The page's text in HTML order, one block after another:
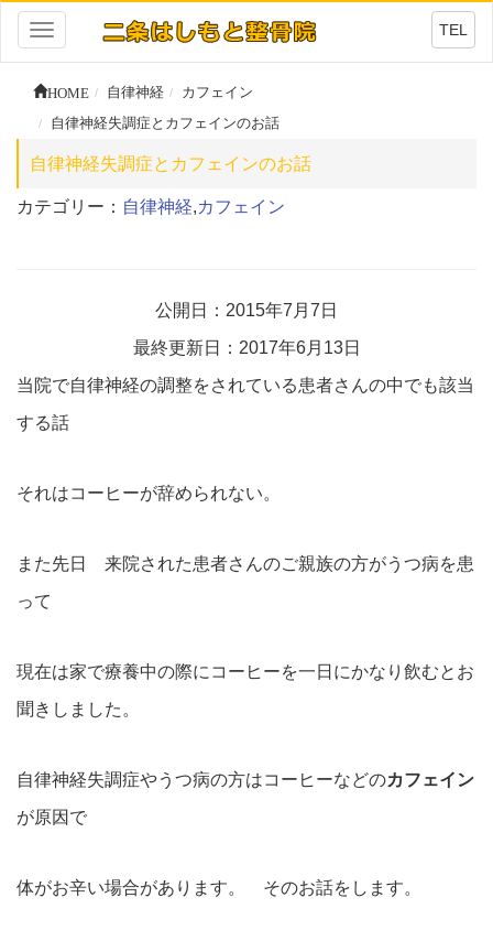
Toggle
navigation
TEL
HOME 自律神経
カフェイン
自律神経失調症とカフェインのお話
自律神経失調症とカフェインのお話
カテゴリー： 自律神経,カフェイン
公開日：2015年7月7日
最終更新日：2017年6月13日
当院で自律神経の調整をされている患者さんの中でも該当
する話
それはコーヒーが辞められない。
また先日 来院された患者さんのご親族の方がうつ病を患
って
現在は家で療養中の際にコーヒーを一日にかなり飲むとお
聞きしました。
自律神経失調症やうつ病の方はコーヒーなどのカフェイン
が原因で
体がお辛い場合があります。 そのお話をします。